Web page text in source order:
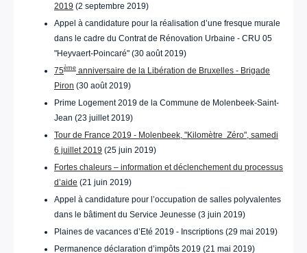
2019 (2 septembre 2019)
Appel à candidature pour la réalisation d’une fresque murale
dans le cadre du Contrat de Rénovation Urbaine - CRU 05
"Heyvaert-Poincaré" (30 août 2019)
75ème anniversaire de la Libération de Bruxelles - Brigade
Piron (30 août 2019)
Prime Logement 2019 de la Commune de Molenbeek-Saint-
Jean (23 juillet 2019)
Tour de France 2019 - Molenbeek, "Kilomètre Zéro", samedi
6 juillet 2019 (25 juin 2019)
Fortes chaleurs – information et déclenchement du processus
d’aide (21 juin 2019)
Appel à candidature pour l’occupation de salles polyvalentes
dans le bâtiment du Service Jeunesse (3 juin 2019)
Plaines de vacances d’Eté 2019 - Inscriptions (29 mai 2019)
Permanence déclaration d’impôts 2019 (21 mai 2019)